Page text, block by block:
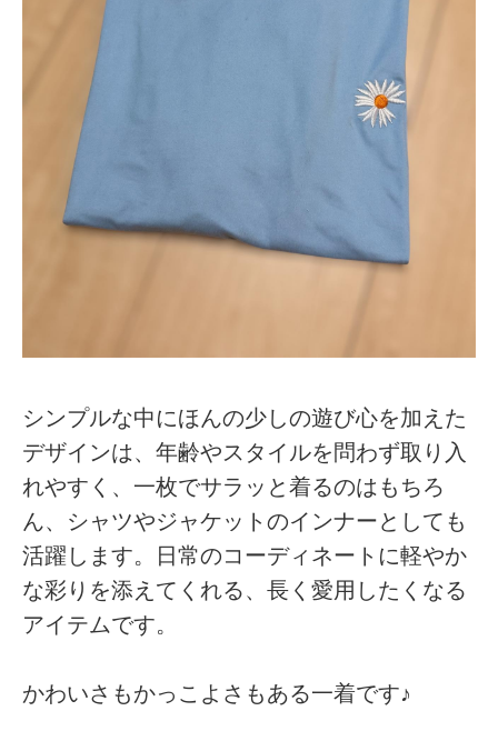
シンプルな中にほんの少しの遊び心を加えた
デザインは、年齢やスタイルを問わず取り入
れやすく、一枚でサラッと着るのはもちろ
ん、シャツやジャケットのインナーとしても
活躍します。日常のコーディネートに軽やか
な彩りを添えてくれる、長く愛用したくなる
アイテムです。
かわいさもかっこよさもある一着です♪